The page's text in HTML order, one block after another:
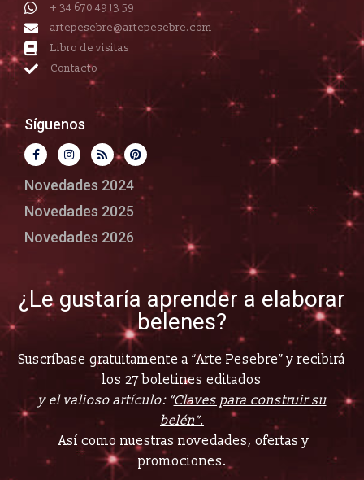
+ 34 670 49 13 59
artepesebre@artepesebre.com
Libro de visitas
Contacto
Síguenos
Novedades 2024
Novedades 2025
Novedades 2026
¿Le gustaría aprender a elaborar
belenes?
Suscríbase gratuitamente a “Arte Pesebre” y recibirá
los 27 boletines editados
y el valioso artículo: “Claves para construir su
belén”.
Así como nuestras novedades, ofertas y
promociones.